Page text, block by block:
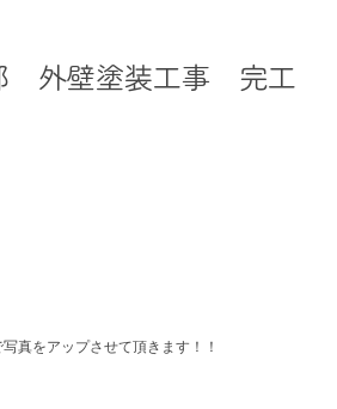
外壁塗装工事 完工
真をアップさせて頂きます！！